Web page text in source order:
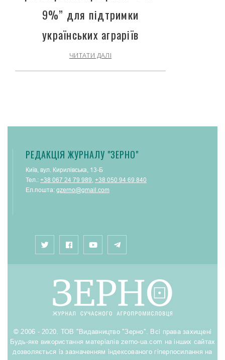
9%” для підтримки
українських аграріїв
ЧИТАТИ ДАЛІ
РЕДАКЦІЯ ЖУРНАЛУ "ЗЕРНО"
Київ, вул. Кирилівська, 13-Б
Тел.: +38 067 24 79 989 +38 050 94 69 840
Ел.пошта: gzerno@gmail.com
© 2006 - 2020. ТОВ "Видавництво "Зерно". Всі права захищені
Будь-яке використання матеріалів zerno-ua.com на інших сайтах
дозволяється із зазначенням індексованого гіперпосилання на